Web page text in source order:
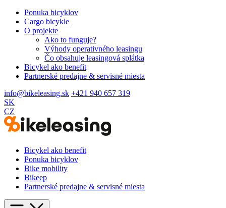
Ponuka bicyklov
Cargo bicykle
O projekte
Ako to funguje?
Výhody operativného leasingu
Čo obsahuje leasingová splátka
Bicykel ako benefit
Partnerské predajne & servisné miesta
info@bikeleasing.sk +421 940 657 319
SK
CZ
Bicykel ako benefit
Ponuka bicyklov
Bike mobility
Bikeep
Partnerské predajne & servisné miesta